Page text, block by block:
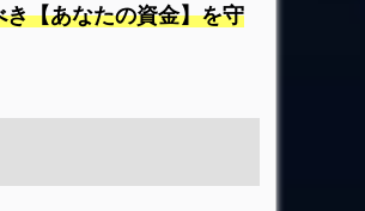
【あなたの資金】を守